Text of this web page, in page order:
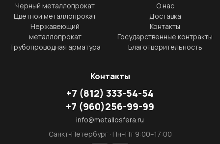
Черный металлопрокат
Цветной металлопрокат
Нержавеющий
металлопрокат
Трубопроводная арматура
О нас
Доставка
Контакты
Государственные контракты
Благотворительность
Контакты
+7 (812) 333-54-54
+7 (960)256-99-99
info@metallosfera.ru
Санкт-Петербург · Пн–Пт 9:00–17:00